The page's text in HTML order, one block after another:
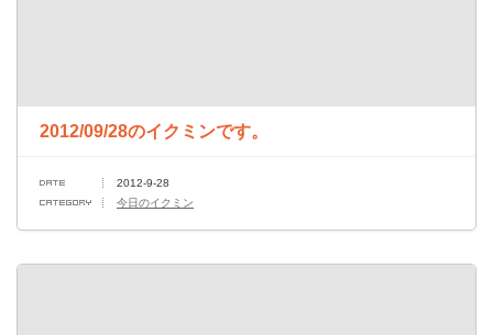
2012/09/28のイクミンです。
2012-9-28
今日のイクミン